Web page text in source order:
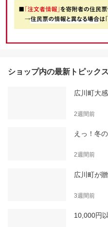
ショップ内の最新トピックス
広川町大感
2週間前
えっ！冬
2週間前
広川町が
3週間前
10,000円